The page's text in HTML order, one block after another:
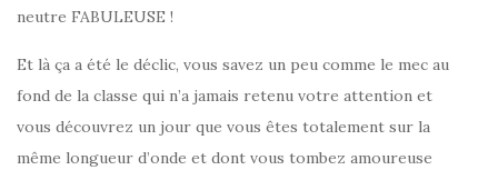
neutre FABULEUSE !
Et là ça a été le déclic, vous savez un peu comme le mec au
fond de la classe qui n’a jamais retenu votre attention et
vous découvrez un jour que vous êtes totalement sur la
même longueur d’onde et dont vous tombez amoureuse